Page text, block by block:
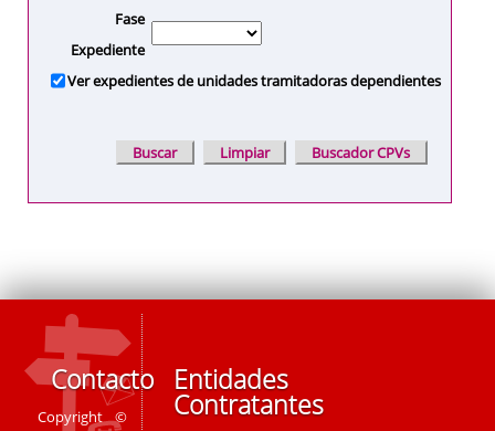
Fase
Expediente
Ver expedientes de unidades tramitadoras dependientes
Contacto
Copyright ©
Entidades
Contratantes